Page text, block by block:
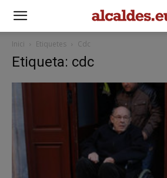
Inici Etiquetes Cdc
Etiqueta: cdc